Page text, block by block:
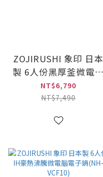
ZOJIRUSHI 象印 日本
製 6人份黑厚釜微電腦
電子鍋(NL-GAF10)
NT$6,790
NT$7,490